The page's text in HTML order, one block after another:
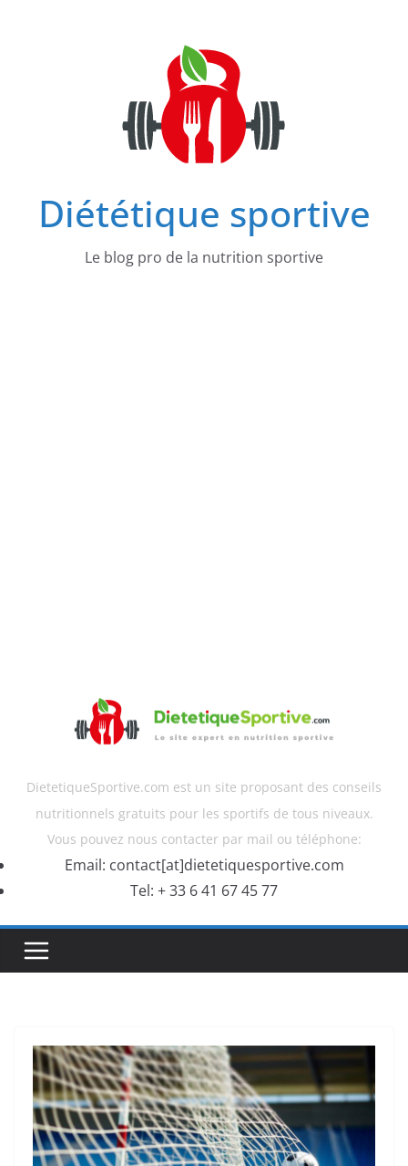
Diététique sportive
Le blog pro de la nutrition sportive
DietetiqueSportive.com est un site proposant des conseils
nutritionnels gratuits pour les sportifs de tous niveaux.
Vous pouvez nous contacter par mail ou téléphone:
Email: contact[at]dietetiquesportive.com
Tel: + 33 6 41 67 45 77